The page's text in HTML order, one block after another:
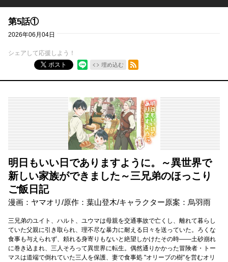
第5話①
2026年06月04日
シェアして応援しよう！
ポスト
埋め込む
RSSフィード
明日もいい日でありますように。～異世界で
新しい家族ができました～三兄弟のほっこり
ご飯日記
漫画：ヤマオリ/原作：葉山登木/キャラクター原案：烏羽雨
三兄弟のユイト、ハルト、ユウマは母親を交通事故で亡くし、離れて暮らし
ていた父親に引き取られ、理不尽な暴力に耐える日々を送っていた。ろくな
食事も与えられず、頼れる身寄りもないと絶望しかけたその時――土砂崩れ
に巻き込まれ、三人そろって異世界に転生。偶然通りかかった冒険者・トー
マスは道端で倒れていた三人を保護、妻で食事処 "オリーブの樹"を営むオリ